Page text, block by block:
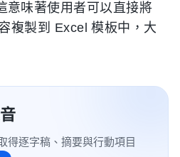
意味著使用者可以直接將
複製到 Excel 模板中，大
得逐字稿、摘要與行動項目